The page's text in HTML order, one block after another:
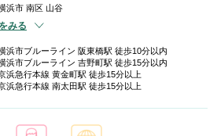
浜市 南区 山谷
みる
浜市ブルーライン 阪東橋駅 徒歩10分以内
浜市ブルーライン 吉野町駅 徒歩15分以内
浜急行本線 黄金町駅 徒歩15分以上
浜急行本線 南太田駅 徒歩15分以上